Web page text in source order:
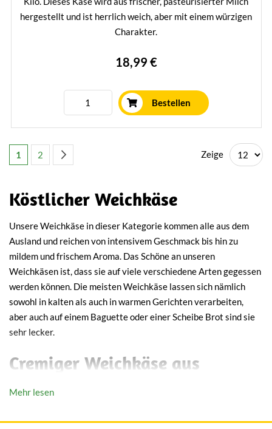
hergestellt und ist herrlich weich, aber mit einem würzigen
Charakter.
18,99 €
Bestellen
Seite
Sie lesen gerade die Seite
1 Seite
2 Zeige
Mehr lesen
Köstlicher Weichkäse
Unsere Weichkäse in dieser Kategorie kommen alle aus dem
Ausland und reichen von intensivem Geschmack bis hin zu
mildem und frischem Aroma. Das Schöne an unseren
Weichkäsen ist, dass sie auf viele verschiedene Arten gegessen
werden können. Die meisten Weichkäse lassen sich nämlich
sowohl in kalten als auch in warmen Gerichten verarbeiten,
aber auch auf einem Baguette oder einer Scheibe Brot sind sie
sehr lecker.
Cremiger Weichkäse aus
verschiedenen Milchsorten